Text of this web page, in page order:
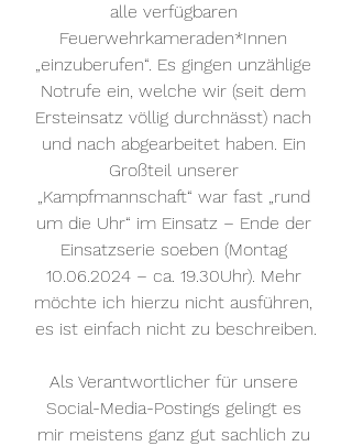
alle verfügbaren
Feuerwehrkameraden*Innen
„einzuberufen“. Es gingen unzählige
Notrufe ein, welche wir (seit dem
Ersteinsatz völlig durchnässt) nach
und nach abgearbeitet haben. Ein
Großteil unserer
„Kampfmannschaft“ war fast „rund
um die Uhr“ im Einsatz – Ende der
Einsatzserie soeben (Montag
10.06.2024 – ca. 19.30Uhr). Mehr
möchte ich hierzu nicht ausführen,
es ist einfach nicht zu beschreiben.
Als Verantwortlicher für unsere
Social-Media-Postings gelingt es
mir meistens ganz gut sachlich zu